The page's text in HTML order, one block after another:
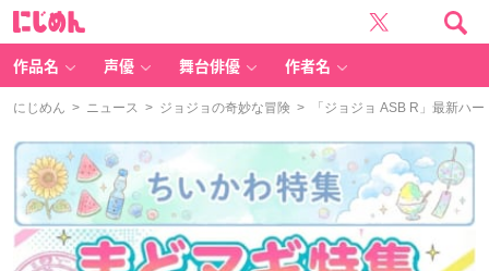
作品名 声優 舞台俳優 作者名
にじめん > ニュース > ジョジョの奇妙な冒険 > 「ジョジョ ASB R」最新ハ